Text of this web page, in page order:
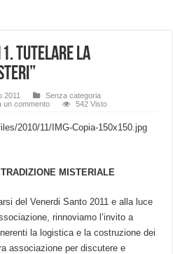
Tutelare la
2011
Senza categoria
un commento
542 Visto
MISTERIALE
del Venerdi Santo 2011 e alla luce
rinnoviamo l’invito a
la logistica e la costruzione dei
associazione per discutere e